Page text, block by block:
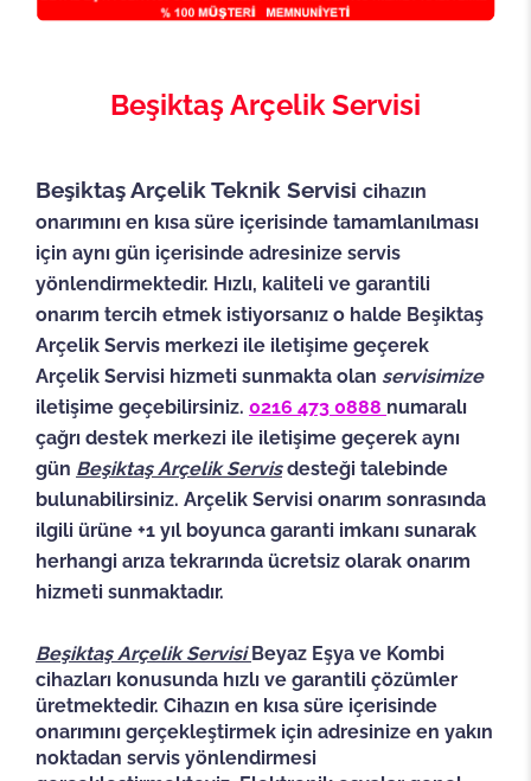
Beşiktaş Arçelik Servisi
Beşiktaş Arçelik Teknik Servisi cihazın
onarımını en kısa süre içerisinde tamamlanılması
için aynı gün içerisinde adresinize servis
yönlendirmektedir. Hızlı, kaliteli ve garantili
onarım tercih etmek istiyorsanız o halde Beşiktaş
Arçelik Servis merkezi ile iletişime geçerek
Arçelik Servisi hizmeti sunmakta olan servisimize
iletişime geçebilirsiniz. 0216 473 0888 numaralı
çağrı destek merkezi ile iletişime geçerek aynı
gün Beşiktaş Arçelik Servisdesteği talebinde
bulunabilirsiniz. Arçelik Servisi onarım sonrasında
ilgili ürüne +1 yıl boyunca garanti imkanı sunarak
herhangi arıza tekrarında ücretsiz olarak onarım
hizmeti sunmaktadır.
Beşiktaş Arçelik ServisiBeyaz Eşya ve Kombi
cihazları konusunda hızlı ve garantili çözümler
üretmektedir. Cihazın en kısa süre içerisinde
onarımını gerçekleştirmek için adresinize en yakın
noktadan servis yönlendirmesi